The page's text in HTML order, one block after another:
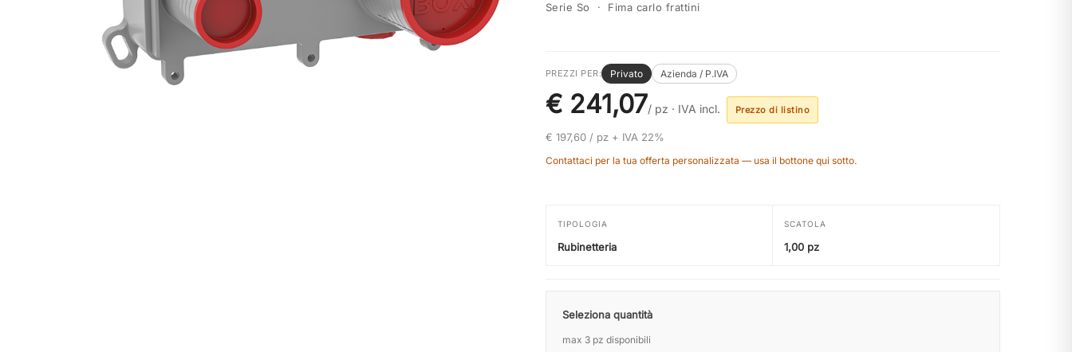
Serie So · Fima carlo frattini
PREZZI PER: Privato Azienda / P.IVA
€ 241,07/ pz · IVA incl. Prezzo di listino
€ 197,60 / pz + IVA 22%
Contattaci per la tua offerta personalizzata — usa il bottone qui sotto.
TIPOLOGIA
Rubinetteria
SCATOLA
1,00 pz
Seleziona quantità
max 3 pz disponibili